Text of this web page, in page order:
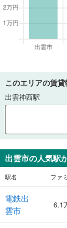
このエリアの賃
出雲神西駅
出雲市の人気駅
駅名 ファ
電鉄出
雲市
6.1